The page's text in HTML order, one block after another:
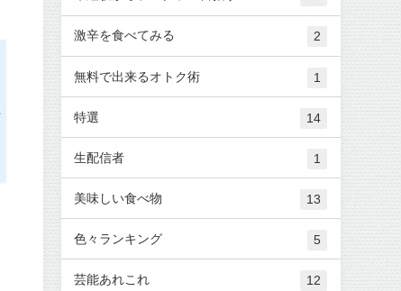
激辛を食べてみる 2
無料で出来るオトク術 1
特選 14
生配信者 1
美味しい食べ物 13
色々ランキング 5
芸能あれこれ 12